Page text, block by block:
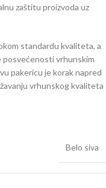
zaštitu proizvoda uz
standardu kvaliteta, a
posvećenosti vrhunskim
pakericu je korak napred
vrhunskog kvaliteta
Belo siva